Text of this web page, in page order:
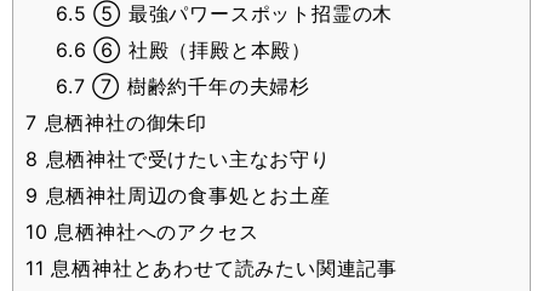
6.5 ⑤ 最強パワースポット招霊の木
6.6 ⑥ 社殿（拝殿と本殿）
6.7 ⑦ 樹齢約千年の夫婦杉
7 息栖神社の御朱印
8 息栖神社で受けたい主なお守り
9 息栖神社周辺の食事処とお土産
10 息栖神社へのアクセス
11 息栖神社とあわせて読みたい関連記事